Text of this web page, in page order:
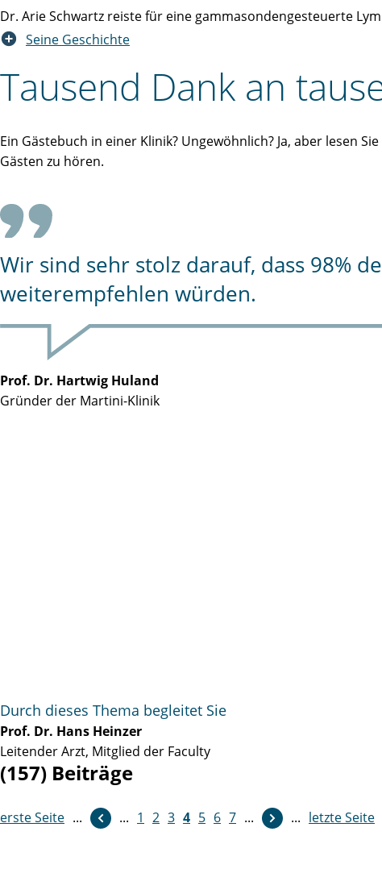
Dr. Arie Schwartz reiste für eine gammasondengesteuerte
Seine Geschichte
Tausend Dank an
Ein Gästebuch in einer Klinik? Ungewöhnlich? Ja, aber lesen
Gästen zu hören.
Wir sind sehr stolz darauf, dass 98%
weiterempfehlen würden.
Prof. Dr. Hartwig Huland
Gründer der Martini-Klinik
Durch dieses Thema begleitet Sie
Prof. Dr. Hans Heinzer
Leitender Arzt, Mitglied der Faculty
(157) Beiträge
erste Seite ... ... 1 2 3 4 5 6 7 ...
weiter ... letzte Seite